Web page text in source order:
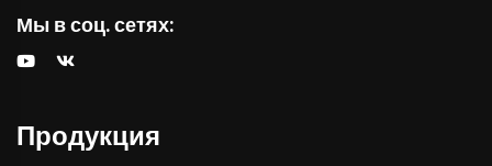
Мы в соц. сетях:
Продукция